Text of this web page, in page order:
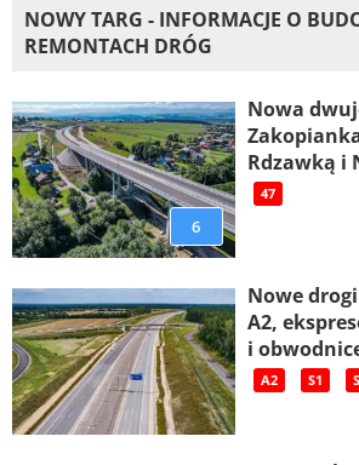
NOWY TARG - INFORMACJE O
REMONTACH DRÓG
6
Nowa
Rdzawką i
47
Nowe
A2,
i
A2 S1